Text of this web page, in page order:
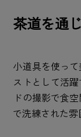
茶道を通
小道具を使っ
ストとして活
ドの撮影で食
で洗練された雰